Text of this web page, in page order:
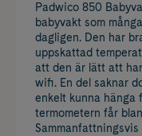
Padwico 850
babyvakt som
dagligen. Den har
uppskattad
att den är lätt att
wifi. En del saknar
enkelt kunna hänga
termometern får